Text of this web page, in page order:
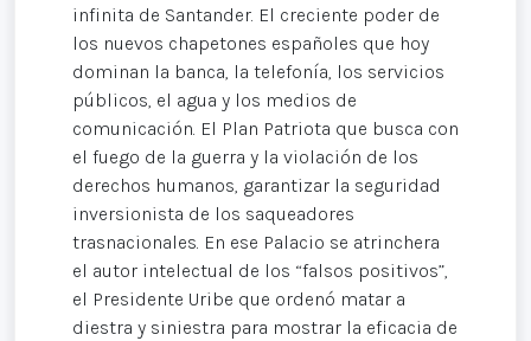
infinita de Santander. El creciente poder de
los nuevos chapetones españoles que hoy
dominan la banca, la telefonía, los servicios
públicos, el agua y los medios de
comunicación. El Plan Patriota que busca con
el fuego de la guerra y la violación de los
derechos humanos, garantizar la seguridad
inversionista de los saqueadores
trasnacionales. En ese Palacio se atrinchera
el autor intelectual de los “falsos positivos”,
el Presidente Uribe que ordenó matar a
diestra y siniestra para mostrar la eficacia de